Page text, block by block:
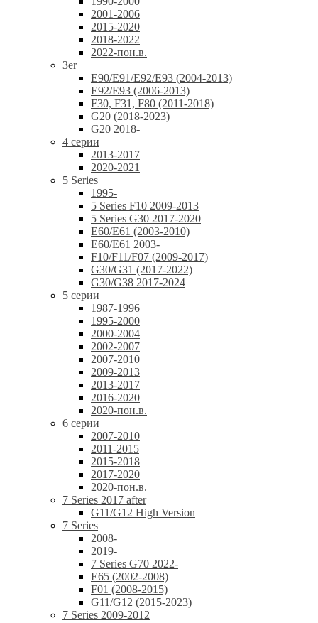
2001-2006
2015-2020
2018-2022
2022-пон.в.
3er
E90/E91/E92/E93 (2004-2013)
E92/E93 (2006-2013)
F30, F31, F80 (2011-2018)
G20 (2018-2023)
G20 2018-
4 серии
2013-2017
2020-2021
5 Series
1995-
5 Series F10 2009-2013
5 Series G30 2017-2020
E60/E61 (2003-2010)
E60/E61 2003-
F10/F11/F07 (2009-2017)
G30/G31 (2017-2022)
G30/G38 2017-2024
5 серии
1987-1996
1995-2000
2000-2004
2002-2007
2007-2010
2009-2013
2013-2017
2016-2020
2020-пон.в.
6 серии
2007-2010
2011-2015
2015-2018
2017-2020
2020-пон.в.
7 Series 2017 after
G11/G12 High Version
7 Series
2008-
2019-
7 Series G70 2022-
E65 (2002-2008)
F01 (2008-2015)
G11/G12 (2015-2023)
7 Series 2009-2012